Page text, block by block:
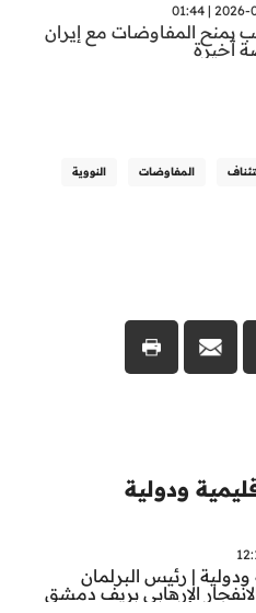
2026-05-
يمنح المفاوضات مع إيران
أخيرة
المفاوضات النووية
ودولية
ودولية | رئيس البرلمان
الإرهابي بريف دمشق